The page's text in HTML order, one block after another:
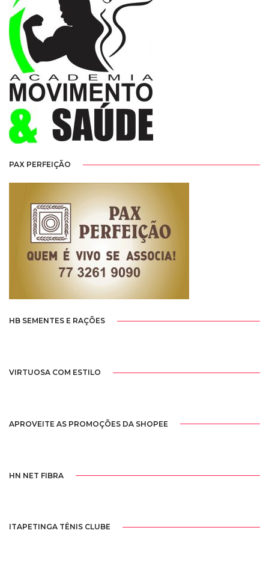
PAX PERFEIÇÃO
HB SEMENTES E RAÇÕES
VIRTUOSA COM ESTILO
APROVEITE AS PROMOÇÕES DA SHOPEE
HN NET FIBRA
ITAPETINGA TÊNIS CLUBE